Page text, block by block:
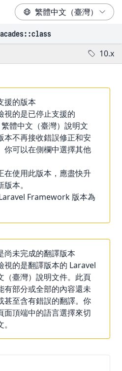
::class
10.x
援的版本
視的是已停止支援的
體中文（臺灣）說明文
本不再接收錯誤修正和安
你可以在側欄中選擇其他
在使用此版本，應盡快升
本。
Framework 版本為
尚未完成的翻譯版本
視的是翻譯版本的 Laravel
（臺灣）說明文件。此頁
有部分或全部的內容還未
甚至含有錯誤的翻譯。你
面頂端中的語言選擇來切